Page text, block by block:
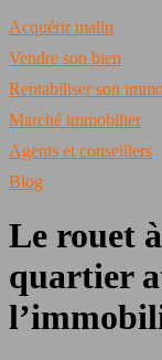
Acquérir malin
Vendre son bien
Rentabiliser son
Marché immobilier
Agents et conseillers
Blog
Le rouet
quartier